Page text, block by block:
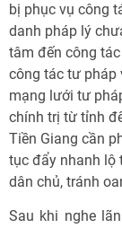
bị phục vụ công
danh pháp lý
tâm đến công
công tác tư pháp
mạng lưới tư
chính trị từ tỉnh
Tiền Giang cần
tục đẩy nhanh lộ
dân chủ, tránh
Sau khi nghe